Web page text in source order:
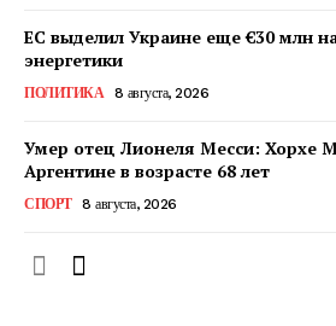
ЕС выделил Украине еще €30 млн
энергетики
ПОЛИТИКА 8 августа, 2026
Умер отец Лионеля Месси: Хорхе
Аргентине в возрасте 68 лет
СПОРТ 8 августа, 2026